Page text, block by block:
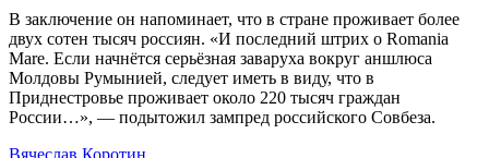
В заключение он напоминает, что в стране проживает более
двух сотен тысяч россиян. «И последний штрих о Romania
Mare. Если начнётся серьёзная заваруха вокруг аншлюса
Молдовы Румынией, следует иметь в виду, что в
Приднестровье проживает около 220 тысяч граждан
России…», — подытожил зампред российского Совбеза.
Вячеслав Коротин